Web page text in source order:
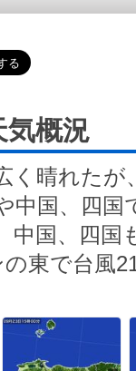
気概況
く晴れたが
中国、四国
中国、四国
東で台風